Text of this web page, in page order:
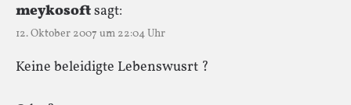
meykosoftsagt:
12. Oktober 2007 um 22:04 Uhr
Keine beleidigte Lebenswusrt ?